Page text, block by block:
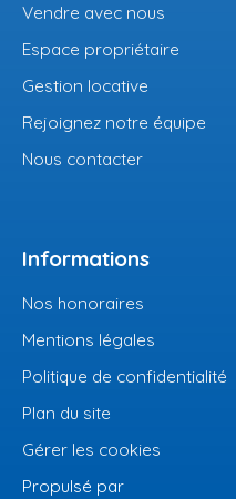
Vendre avec nous
Espace propriétaire
Gestion locative
Rejoignez notre équipe
Nous contacter
Informations
Nos honoraires
Mentions légales
Politique de confidentialité
Plan du site
Gérer les cookies
Propulsé par